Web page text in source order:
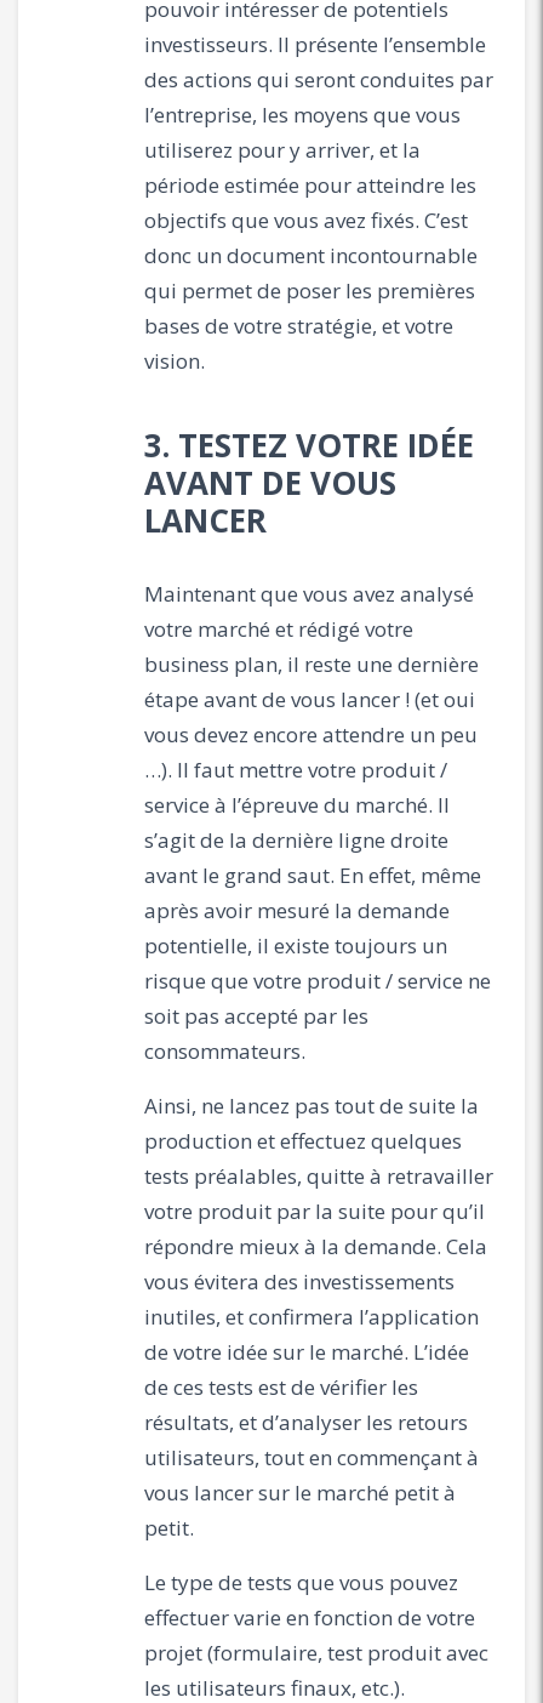
pouvoir intéresser de potentiels
investisseurs. Il présente l’ensemble
des actions qui seront conduites par
l’entreprise, les moyens que vous
utiliserez pour y arriver, et la
période estimée pour atteindre les
objectifs que vous avez fixés. C’est
donc un document incontournable
qui permet de poser les premières
bases de votre stratégie, et votre
vision.
3. TESTEZ VOTRE IDÉE
AVANT DE VOUS
LANCER
Maintenant que vous avez analysé
votre marché et rédigé votre
business plan, il reste une dernière
étape avant de vous lancer ! (et oui
vous devez encore attendre un peu
…). Il faut mettre votre produit /
service à l’épreuve du marché. Il
s’agit de la dernière ligne droite
avant le grand saut. En effet, même
après avoir mesuré la demande
potentielle, il existe toujours un
risque que votre produit / service ne
soit pas accepté par les
consommateurs.
Ainsi, ne lancez pas tout de suite la
production et effectuez quelques
tests préalables, quitte à retravailler
votre produit par la suite pour qu’il
répondre mieux à la demande. Cela
vous évitera des investissements
inutiles, et confirmera l’application
de votre idée sur le marché. L’idée
de ces tests est de vérifier les
résultats, et d’analyser les retours
utilisateurs, tout en commençant à
vous lancer sur le marché petit à
petit.
Le type de tests que vous pouvez
effectuer varie en fonction de votre
projet (formulaire, test produit avec
les utilisateurs finaux, etc.).